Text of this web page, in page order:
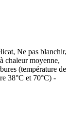
Ne pas blanchir,
chaleur moyenne,
(température de
38°C et 70°C) -